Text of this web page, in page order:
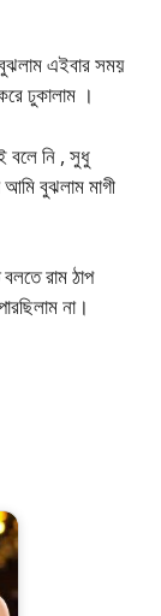
এইবার সময়
ঢুকালাম ।
বলে নি , সুধু
বুঝলাম মাগী
রাম ঠাপ
না।